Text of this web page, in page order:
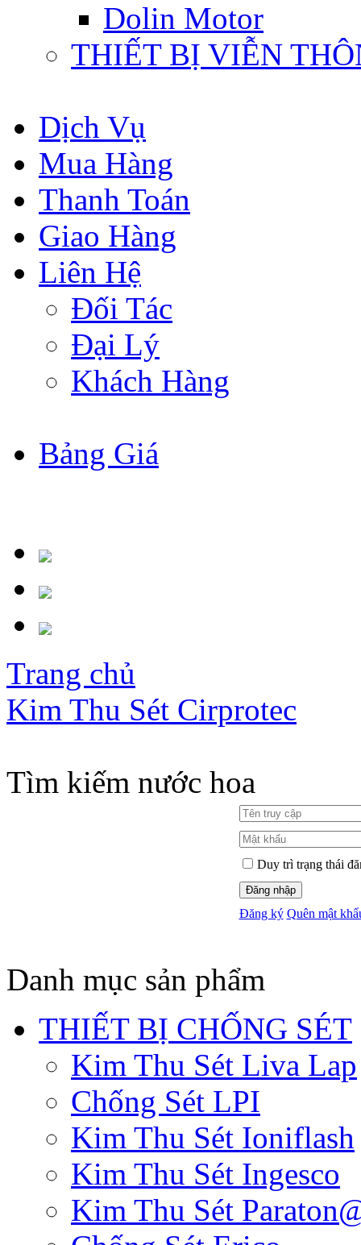
Dolin Motor
THIẾT BỊ VIỄN
Dịch Vụ
Mua Hàng
Thanh Toán
Giao Hàng
Liên Hệ
Đối Tác
Đại Lý
Khách Hàng
Bảng Giá
Trang chủ
Kim Thu Sét Cirprotec
Tìm kiếm nước hoa
Duy trì trạng thái
Đăng nhập
Đăng ký Quên mật
Danh mục sản phẩm
THIẾT BỊ CHỐNG SÉT
Kim Thu Sét Liva Lap
Chống Sét LPI
Kim Thu Sét Ioniflash
Kim Thu Sét Ingesco
Kim Thu Sét